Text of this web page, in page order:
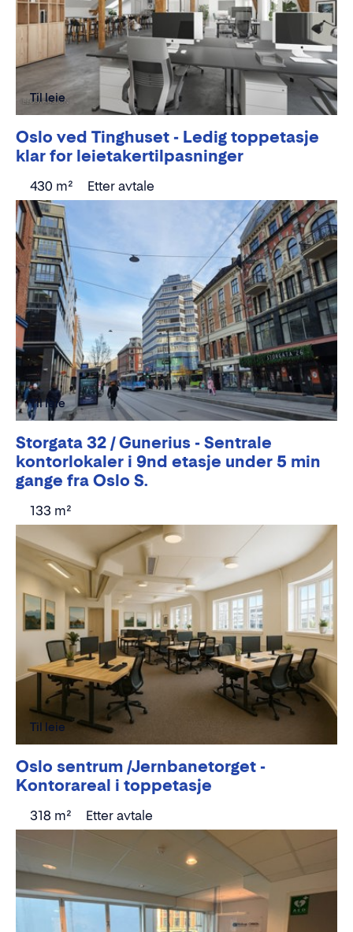
Oslo ved Tinghuset - Ledig toppetasje
klar for leietakertilpasninger
430 m² Etter avtale
Til leie
Storgata 32 / Gunerius - Sentrale
kontorlokaler i 9nd etasje under 5 min
gange fra Oslo S.
133 m²
Til leie
Oslo sentrum /Jernbanetorget -
Kontorareal i toppetasje
318 m² Etter avtale
Til leie